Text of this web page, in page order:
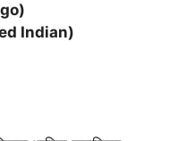
Indian)